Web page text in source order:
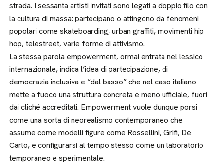
strada. I sessanta artisti invitati sono legati a doppio filo con
la cultura di massa: partecipano o attingono da fenomeni
popolari come skateboarding, urban graffiti, movimenti hip
hop, telestreet, varie forme di attivismo.
La stessa parola empowerment, ormai entrata nel lessico
internazionale, indica l’idea di partecipazione, di
democrazia inclusiva e “dal basso” che nel caso italiano
mette a fuoco una struttura concreta e meno ufficiale, fuori
dai cliché accreditati. Empowerment vuole dunque porsi
come una sorta di neorealismo contemporaneo che
assume come modelli figure come Rossellini, Grifi, De
Carlo, e configurarsi al tempo stesso come un laboratorio
temporaneo e sperimentale.